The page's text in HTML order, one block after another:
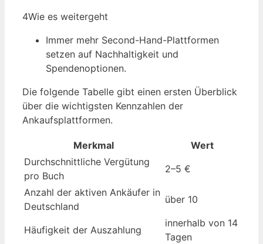
4Wie es weitergeht
Immer mehr Second-Hand-Plattformen
setzen auf Nachhaltigkeit und
Spendenoptionen.
Die folgende Tabelle gibt einen ersten Überblick
über die wichtigsten Kennzahlen der
Ankaufsplattformen.
Merkmal
Wert
Durchschnittliche Vergütung
pro Buch
2–5 €
Anzahl der aktiven Ankäufer in
Deutschland
über 10
Häufigkeit der Auszahlung
innerhalb von 14
Tagen